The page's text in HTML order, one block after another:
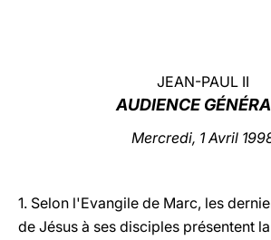
JEAN-PAUL II
AUDIENCE
Mercredi, 1 Avril
1. Selon l'Evangile de Marc, les
de Jésus à ses disciples présentent